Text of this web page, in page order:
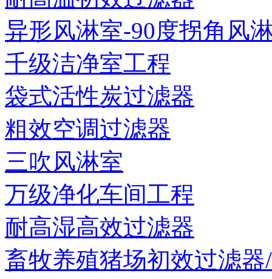
异形风淋室-90度拐角风
千级洁净室工程
袋式活性炭过滤器
粗效空调过滤器
三吹风淋室
万级净化车间工程
耐高湿高效过滤器
畜牧养殖猪场初效过滤器